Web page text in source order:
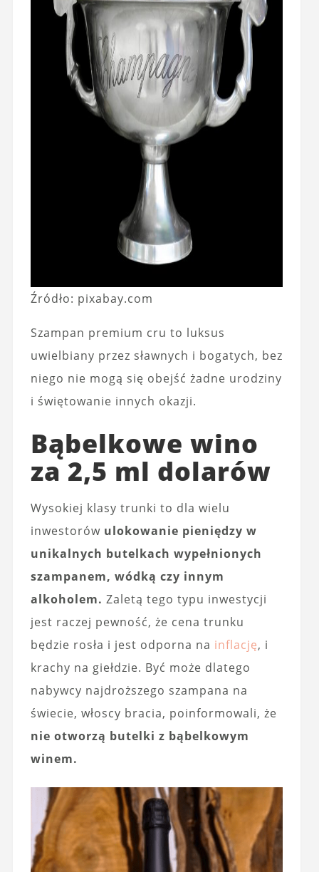
Źródło: pixabay.com
Szampan premium cru to luksus
uwielbiany przez sławnych i bogatych, bez
niego nie mogą się obejść żadne urodziny
i świętowanie innych okazji.
Bąbelkowe wino
za 2,5 ml dolarów
Wysokiej klasy trunki to dla wielu
inwestorów ulokowanie pieniędzy w
unikalnych butelkach wypełnionych
szampanem, wódką czy innym
alkoholem. Zaletą tego typu inwestycji
jest raczej pewność, że cena trunku
będzie rosła i jest odporna na inflację, i
krachy na giełdzie. Być może dlatego
nabywcy najdroższego szampana na
świecie, włoscy bracia, poinformowali, że
nie otworzą butelki z bąbelkowym
winem.